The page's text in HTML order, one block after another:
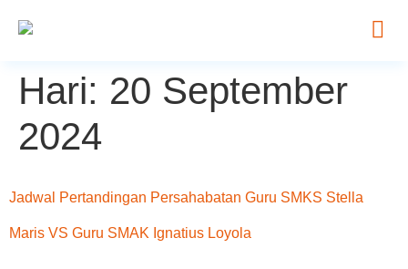
Hari: 20 September
2024
Jadwal Pertandingan Persahabatan Guru SMKS Stella
Maris VS Guru SMAK Ignatius Loyola